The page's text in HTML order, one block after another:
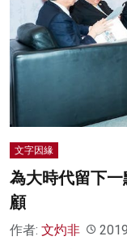
文字因緣
為大時代留下
顧
作者: 文灼非